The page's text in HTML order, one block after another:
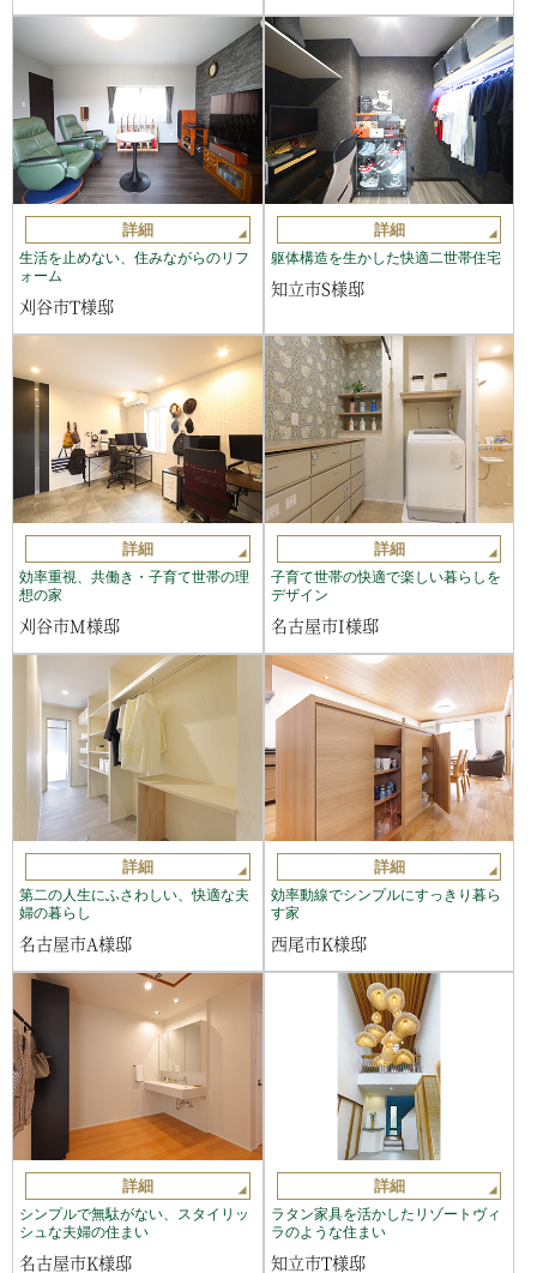
詳細
生活を止めない、住みながらのリフ
ォーム
刈谷市T様邸
詳細
躯体構造を生かした快適二世帯住宅
知立市S様邸
詳細
効率重視、共働き・子育て世帯の理
想の家
刈谷市M様邸
詳細
子育て世帯の快適で楽しい暮らしを
デザイン
名古屋市I様邸
詳細
第二の人生にふさわしい、快適な夫
婦の暮らし
名古屋市A様邸
詳細
効率動線でシンプルにすっきり暮ら
す家
西尾市K様邸
詳細
シンプルで無駄がない、スタイリッ
シュな夫婦の住まい
名古屋市K様邸
詳細
ラタン家具を活かしたリゾートヴィ
ラのような住まい
知立市T様邸